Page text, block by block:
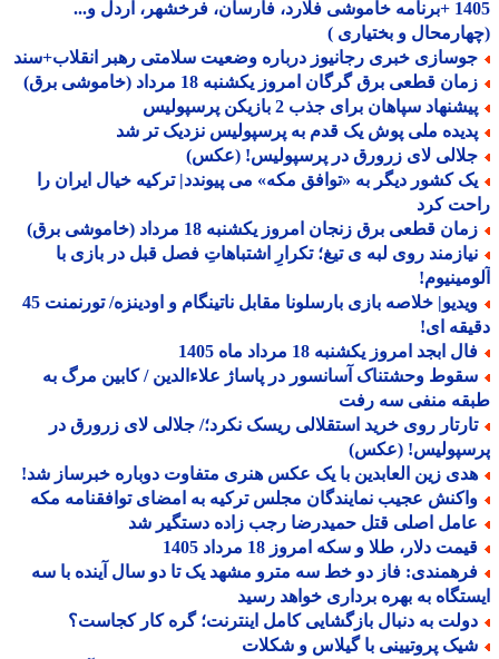
1405 +برنامه خاموشی فلارد، فارسان، فرخشهر، اردل و...
و بختیاری )
خبری رجانیوز درباره وضعیت سلامتی رهبر انقلاب+سند
قطعی برق گرگان امروز یکشنبه 18 مرداد (خاموشی برق)
سپاهان برای جذب 2 بازیکن پرسپولیس
ملی پوش یک قدم به پرسپولیس نزدیک تر شد
لای زرورق در پرسپولیس! (عکس)
کشور دیگر به «توافق مکه» می پیوندد| ترکیه خیال ایران را
کرد
قطعی برق زنجان امروز یکشنبه 18 مرداد (خاموشی برق)
روی لبه ی تیغ؛ تکرارِ اشتباهاتِ فصل قبل در بازی با
ویدیو| خلاصه بازی بارسلونا مقابل ناتینگام و اودینزه/ تورنمنت 45
ای!
ابجد امروز یکشنبه 18 مرداد ماه 1405
وحشتناک آسانسور در پاساژ علاءالدین / کابین مرگ به
منفی سه رفت
روی خرید استقلالی ریسک نکرد؛/ جلالی لای زرورق در
(عکس)
زین العابدین با یک عکس هنری متفاوت دوباره خبرساز شد!
عجیب نمایندگان مجلس ترکیه به امضای توافقنامه مکه
اصلی قتل حمیدرضا رجب زاده دستگیر شد
دلار، طلا و سکه امروز 18 مرداد 1405
فاز دو خط سه مترو مشهد یک تا دو سال آینده با سه
به بهره برداری خواهد رسید
به دنبال بازگشایی کامل اینترنت؛ گره کار کجاست؟
پروتیینی با گیلاس و شکلات